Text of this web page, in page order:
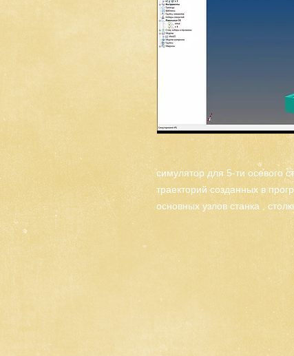
симулятор для 5-ти осевого
траекторий созданных в
основных узлов станка ,